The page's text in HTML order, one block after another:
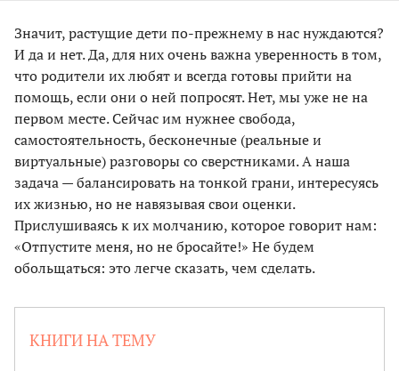
Значит, растущие дети по-прежнему в нас нуждаются?
И да и нет. Да, для них очень важна уверенность в том,
что родители их любят и всегда готовы прийти на
помощь, если они о ней попросят. Нет, мы уже не на
первом месте. Сейчас им нужнее свобода,
самостоятельность, бесконечные (реальные и
виртуальные) разговоры со сверстниками. А наша
задача — балансировать на тонкой грани, интересуясь
их жизнью, но не навязывая свои оценки.
Прислушиваясь к их молчанию, которое говорит нам:
«Отпустите меня, но не бросайте!» Не будем
обольщаться: это легче сказать, чем сделать.
КНИГИ НА ТЕМУ